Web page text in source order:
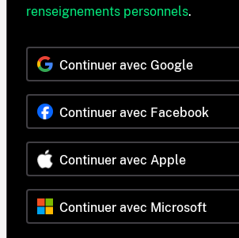
renseignements personnels.
Continuer avec Google
Continuer avec Facebook
Continuer avec Apple
Continuer avec Microsoft